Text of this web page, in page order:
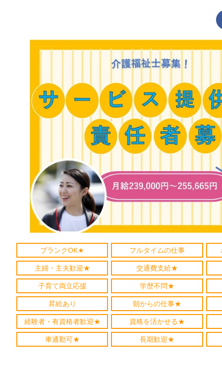
ブランクOK★ フルタイムの仕事
主婦・主夫歓迎★ 交通費支給★
子育て両立応援 学歴不問★
昇給あり 朝からの仕事★
経験者・有資格者歓迎★ 資格を活かせる★
車通勤可★ 長期歓迎★